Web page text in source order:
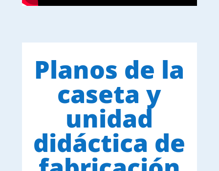
Planos de la
caseta y
unidad
didáctica de